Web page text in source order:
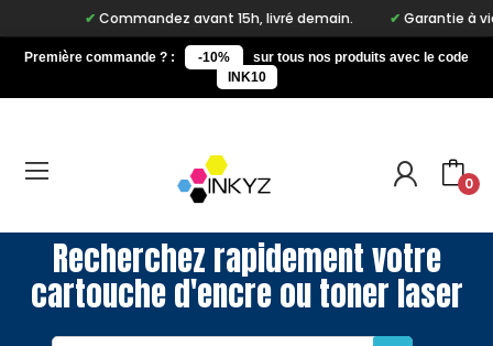
Commandez avant 15h, livré demain. Garantie à vie
Première commande ? : -10%
sur tous nos produits avec le code
INK10
0
Recherchez rapidement votre
cartouche d'encre ou toner laser